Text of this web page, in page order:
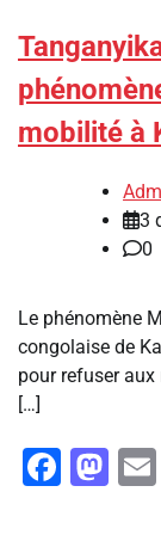
mobilité à
3
0
Le phénomène
congolaise de
pour refuser aux
[…]